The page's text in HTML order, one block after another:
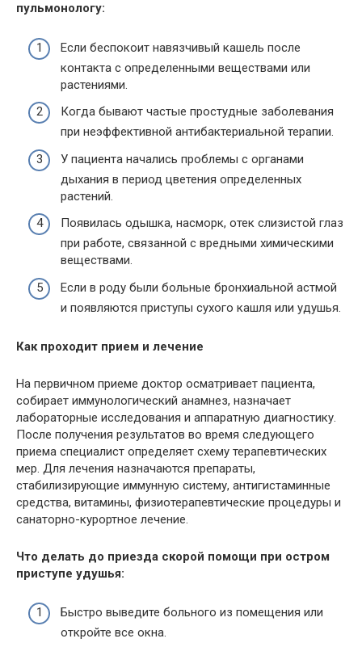
пульмонологу:
Если беспокоит навязчивый кашель после
контакта с определенными веществами или
растениями.
Когда бывают частые простудные заболевания
при неэффективной антибактериальной терапии.
У пациента начались проблемы с органами
дыхания в период цветения определенных
растений.
Появилась одышка, насморк, отек слизистой глаз
при работе, связанной с вредными химическими
веществами.
Если в роду были больные бронхиальной астмой
и появляются приступы сухого кашля или удушья.
Как проходит прием и лечение
На первичном приеме доктор осматривает пациента,
собирает иммунологический анамнез, назначает
лабораторные исследования и аппаратную диагностику.
После получения результатов во время следующего
приема специалист определяет схему терапевтических
мер. Для лечения назначаются препараты,
стабилизирующие иммунную систему, антигистаминные
средства, витамины, физиотерапевтические процедуры и
санаторно-курортное лечение.
Что делать до приезда скорой помощи при остром
приступе удушья:
Быстро выведите больного из помещения или
откройте все окна.